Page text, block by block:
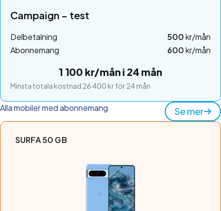
Campaign – test
Delbetalning 500kr/mån
Abonnemang
600kr/mån
1 100 kr/mån i 24 mån
Minsta totala kostnad 26 400 kr för 24 mån
Alla mobiler med abonnemang Se mer
SURFA 50 GB